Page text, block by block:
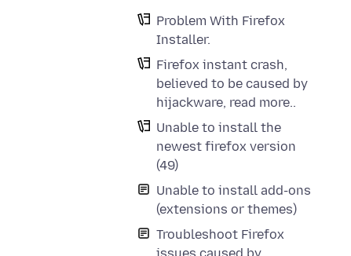
Problem With Firefox
Installer.
Firefox instant crash,
believed to be caused by
hijackware, read more..
Unable to install the
newest firefox version
(49)
Unable to install add-ons
(extensions or themes)
Troubleshoot Firefox
issues caused by